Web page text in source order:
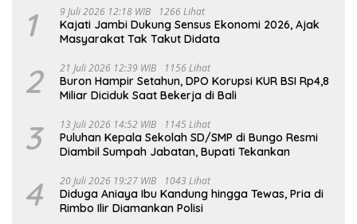
1 9 Juli 2026 12:18 WIB 1266 Lihat
Kajati Jambi Dukung Sensus Ekonomi 2026, Ajak
Masyarakat Tak Takut Didata
2 21 Juli 2026 12:39 WIB 1156 Lihat
Buron Hampir Setahun, DPO Korupsi KUR BSI Rp4,8
Miliar Diciduk Saat Bekerja di Bali
3 13 Juli 2026 14:52 WIB 1145 Lihat
Puluhan Kepala Sekolah SD/SMP di Bungo Resmi
Diambil Sumpah Jabatan, Bupati Tekankan
4 20 Juli 2026 19:27 WIB 1043 Lihat
Diduga Aniaya Ibu Kandung hingga Tewas, Pria di
Rimbo Ilir Diamankan Polisi